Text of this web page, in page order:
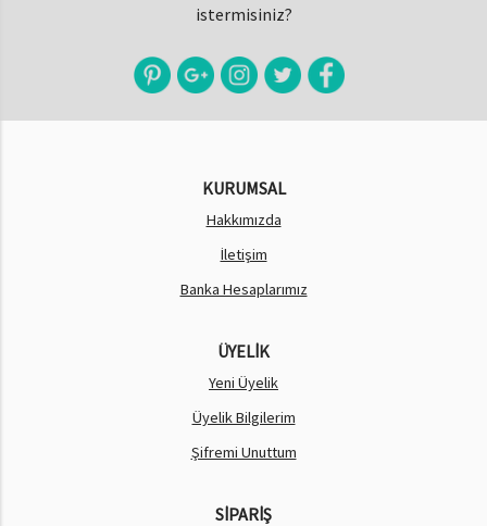
istermisiniz?
KURUMSAL
Hakkımızda
İletişim
Banka Hesaplarımız
ÜYELİK
Yeni Üyelik
Üyelik Bilgilerim
Şifremi Unuttum
SİPARİŞ